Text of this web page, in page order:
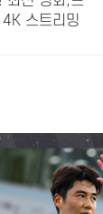
스트리밍